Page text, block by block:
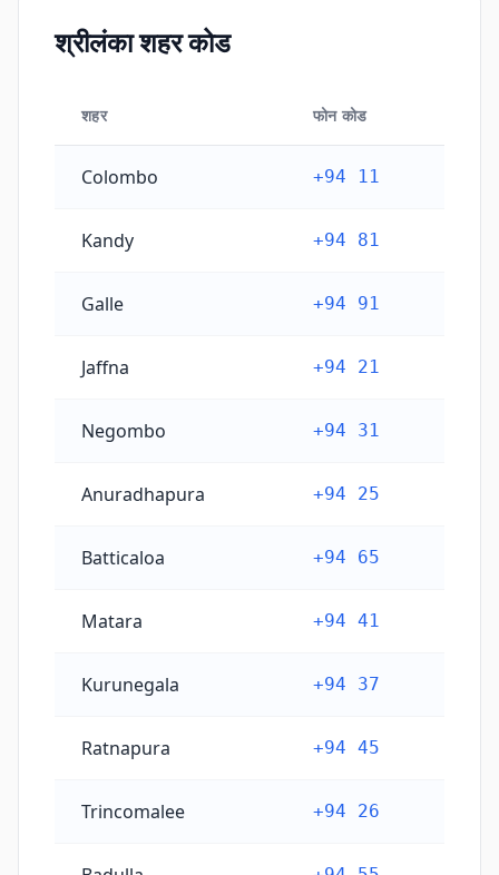
श्रीलंका शहर कोड
शहर फोन कोड
Colombo +94 11
Kandy +94 81
Galle +94 91
Jaffna +94 21
Negombo +94 31
Anuradhapura +94 25
Batticaloa +94 65
Matara +94 41
Kurunegala +94 37
Ratnapura +94 45
Trincomalee +94 26